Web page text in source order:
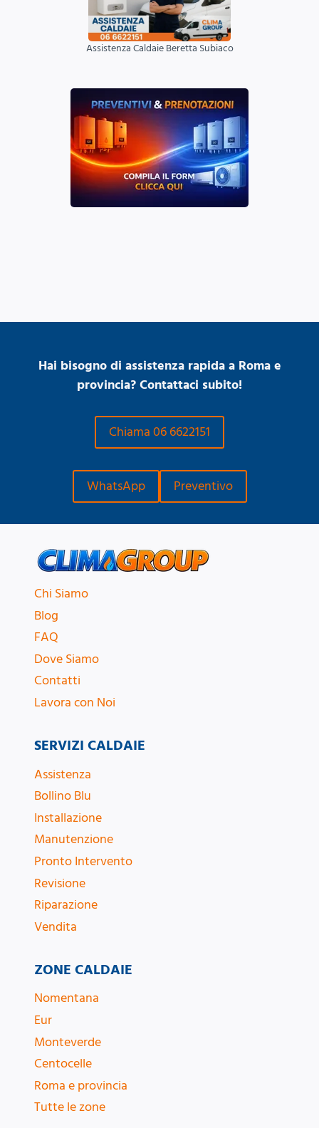
Assistenza Caldaie Beretta Subiaco
Hai bisogno di assistenza rapida a Roma e
provincia? Contattaci subito!
Chiama 06 6622151
WhatsApp Preventivo
Chi Siamo
Blog
FAQ
Dove Siamo
Contatti
Lavora con Noi
SERVIZI CALDAIE
Assistenza
Bollino Blu
Installazione
Manutenzione
Pronto Intervento
Revisione
Riparazione
Vendita
ZONE CALDAIE
Nomentana
Eur
Monteverde
Centocelle
Roma e provincia
Tutte le zone